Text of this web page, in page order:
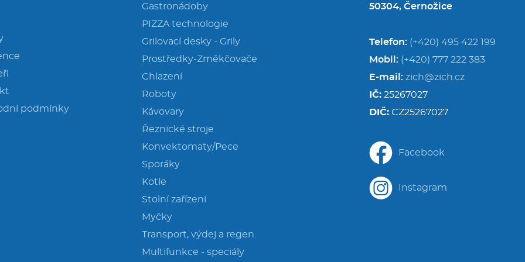
podmínky
Gastronádoby
PIZZA technologie
Grilovací desky - Grily
Prostředky-Změkčovače
Chlazení
Roboty
Kávovary
Řeznické stroje
Konvektomaty/Pece
Sporáky
Kotle
Stolní zařízení
Myčky
Transport, výdej a regen.
Multifunkce - speciály
50304, Černožice
Telefon: (+420) 495 422 199
Mobil: (+420) 777 222 383
E-mail: zich@zich.cz
IČ: 25267027
DIČ: CZ25267027
Facebook
Instagram